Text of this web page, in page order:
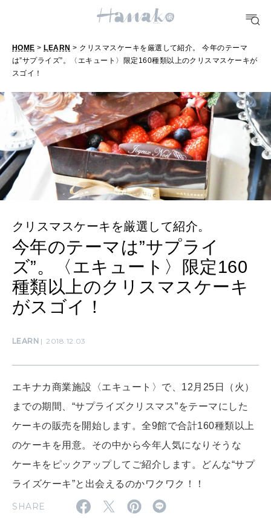
[12星座別] Monthly Love Holoscope
算命学がわかる今月のあなた
自分にやさしく
LEARN
MAMA
ママもいろいろ
SUSTAINABLE
わたしができること
CULTURE
自分を耕す
WORK&MONEY
MAGAZINE
2026年9月号「北海道 おいしく遊ぶ、夏のご褒美旅。」
2026年8月号『お茶の時間です。』
2026年7月号「鎌倉 ローカルが 教えてくれた 本当の歩き方。」
2026年6月号「大銀座 トレンドが生まれる 新しい一流店へ。」
MAGAZINE MOOK
FOLLOW US!
HOME > LEARN > クリスマスケーキを厳選して紹介。 今年のテーマ
は”サプライズ”。〈エキュート〉限定160種類以上のクリスマスケーキが
スゴイ！
クリスマスケーキを厳選して紹介。
今年のテーマは”サプライ
ズ”。〈エキュート〉限定160
種類以上のクリスマスケーキ
がスゴイ！
LEARN 2018.12.03
エキナカ商業施設〈エキュート〉で、12月25日（火）
までの期間、“サプライズクリスマス”をテーマにした
ケーキの販売を開始します。全9館で合計160種類以上
のケーキを用意。その中から今年人気になりそうな
ケーキをピックアップしてご紹介します。どんな“サプ
ライズケーキ”と出会えるのかワクワク！！
SHARE